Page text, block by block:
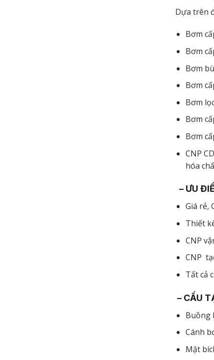
Dựa trên
Bơm
Bơm
Bơm
Bơm
Bơm
Bơm
Bơm
CNP
hóa
– ƯU
Giá rẻ,
Thiết
CNP
CNP
Tất cả
– CẤU
Buồng
Cánh
Mặt